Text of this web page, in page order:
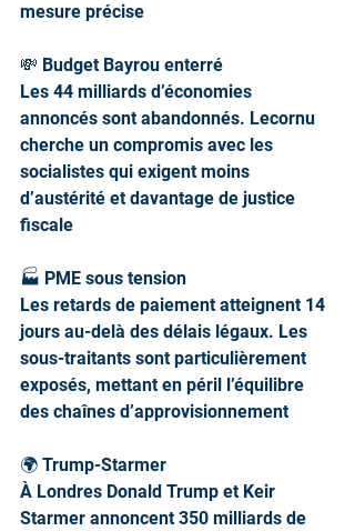
mesure précise
💸 Budget Bayrou enterré
Les 44 milliards d’économies
annoncés sont abandonnés. Lecornu
cherche un compromis avec les
socialistes qui exigent moins
d’austérité et davantage de justice
fiscale
🏭 PME sous tension
Les retards de paiement atteignent 14
jours au-delà des délais légaux. Les
sous-traitants sont particulièrement
exposés, mettant en péril l’équilibre
des chaînes d’approvisionnement
🌍 Trump-Starmer
À Londres Donald Trump et Keir
Starmer annoncent 350 milliards de